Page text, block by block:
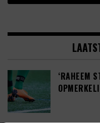
‘RAHEEM